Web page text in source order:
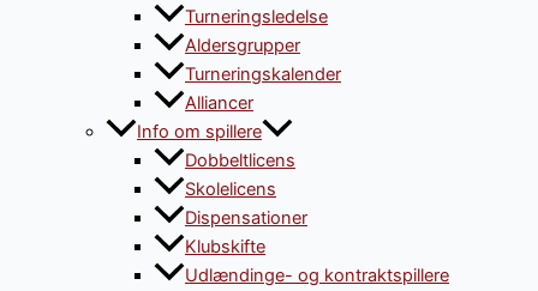
Turneringsledelse
Aldersgrupper
Turneringskalender
Alliancer
Info om spillere
Dobbeltlicens
Skolelicens
Dispensationer
Klubskifte
Udlændinge- og kontraktspillere